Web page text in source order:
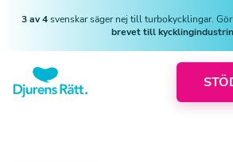
3 av 4svenskar säger nej till turbokycklingar.
brevet till